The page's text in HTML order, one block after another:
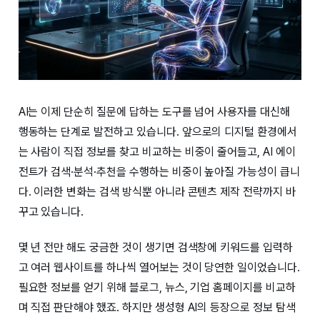
AI는 이제 단순히 질문에 답하는 도구를 넘어 사용자를 대신해
행동하는 단계로 발전하고 있습니다. 앞으로의 디지털 환경에서
는 사람이 직접 정보를 찾고 비교하는 비중이 줄어들고, AI 에이
전트가 검색·분석·추천을 수행하는 비중이 높아질 가능성이 큽니
다. 이러한 변화는 검색 방식뿐 아니라 콘텐츠 제작 전략까지 바
꾸고 있습니다.
몇 년 전만 해도 궁금한 것이 생기면 검색창에 키워드를 입력하
고 여러 웹사이트를 하나씩 열어보는 것이 당연한 일이었습니다.
필요한 정보를 얻기 위해 블로그, 뉴스, 기업 홈페이지를 비교하
며 직접 판단해야 했죠. 하지만 생성형 AI의 등장으로 정보 탐색